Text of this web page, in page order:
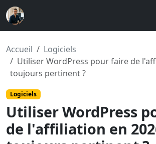
Accueil
Logiciels
Utiliser WordPress pour faire de
toujours pertinent ?
Logiciels
Utiliser WordPress
de l'affiliation en